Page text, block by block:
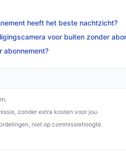
heeft het beste nachtzicht?
voor buiten zonder
abonnement?
zonder extra kosten voor jou.
niet op commissiehoogte.